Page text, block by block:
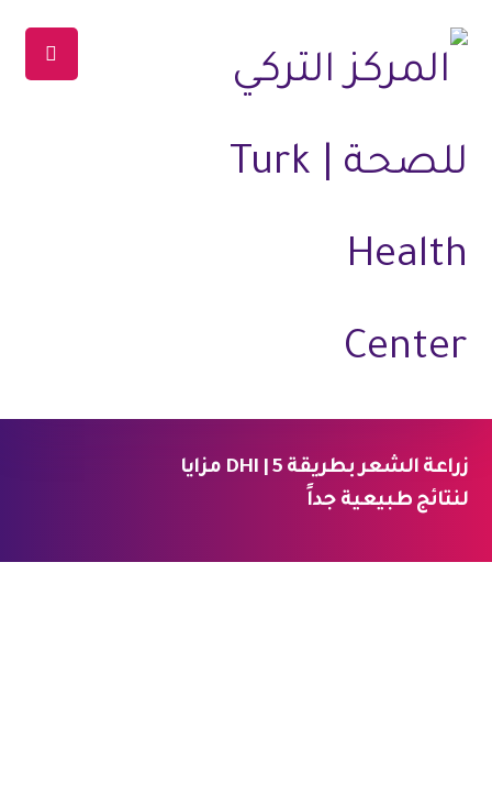
الرئيسية المدونة العلاجات علاج الشعر
زراعة الشعر بطريقة DHI | 5 مزايا
لنتائج طبيعية جداً